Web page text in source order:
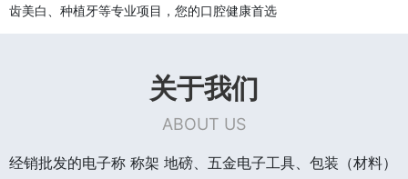
齿美白、种植牙等专业项目，您的口腔健康首选
关于我们
ABOUT US
经销批发的电子称 称架 地磅、五金电子工具、包装（材料）